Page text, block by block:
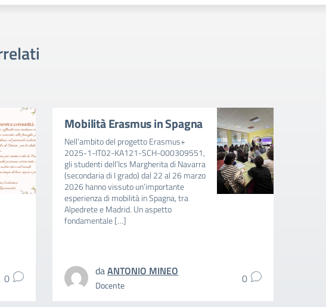
0
Mobilità Erasmus in Spagna
Nell’ambito del progetto Erasmus+
2025-1-IT02-KA121-SCH-000309551,
gli studenti dell’Ics Margherita di Navarra
(secondaria di I grado) dal 22 al 26 marzo
2026 hanno vissuto un’importante
esperienza di mobilità in Spagna, tra
Alpedrete e Madrid. Un aspetto
fondamentale […]
daANTONIO MINEO
Docente 0